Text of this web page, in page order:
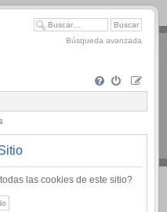
Búsqueda avanzada
las cookies de este sitio?